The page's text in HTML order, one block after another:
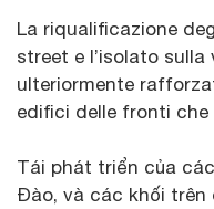
La riqualificazione
street e l’isolato sulla
ulteriormente
edifici delle fronti
Tái phát triển của
Đào, và các khối